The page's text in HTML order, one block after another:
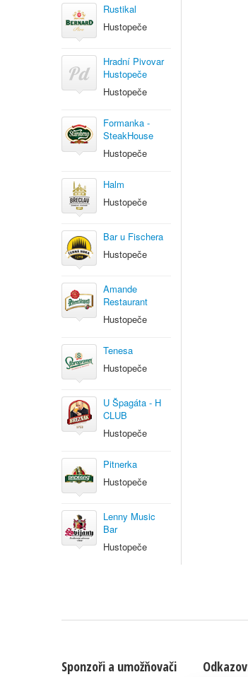
Rustikal
Hustopeče
Hradní Pivovar
Hustopeče
Hustopeče
Formanka -
SteakHouse
Hustopeče
Halm
Hustopeče
Bar u Fischera
Hustopeče
Amande
Restaurant
Hustopeče
Tenesa
Hustopeče
U Špagáta - H
CLUB
Hustopeče
Pitnerka
Hustopeče
Lenny Music
Bar
Hustopeče
Sponzoři a umožňovači